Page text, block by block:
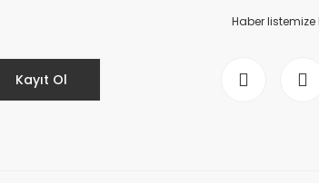
Kayıt Ol
Haber